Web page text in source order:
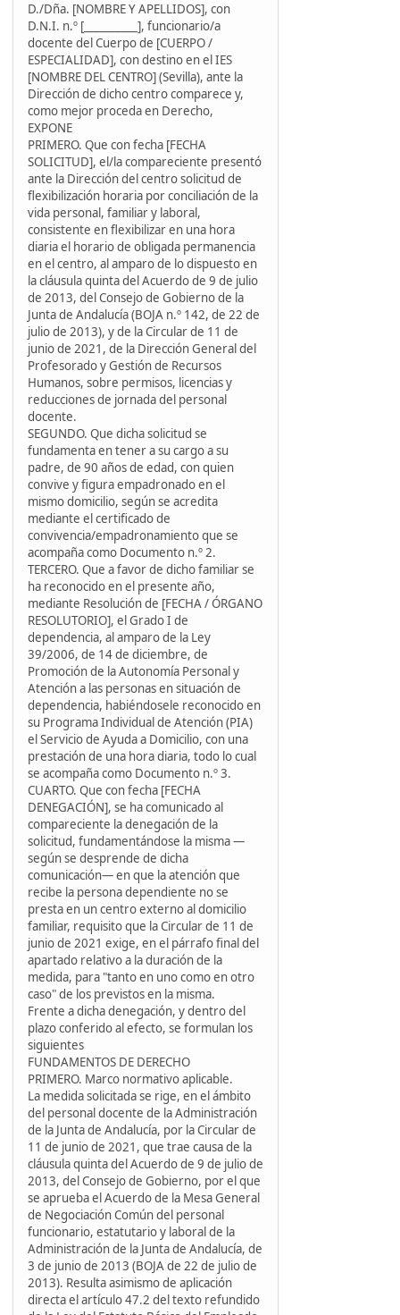
D./Dña. [NOMBRE Y APELLIDOS], con
D.N.I. n.º [__________], funcionario/a
docente del Cuerpo de [CUERPO /
ESPECIALIDAD], con destino en el IES
[NOMBRE DEL CENTRO] (Sevilla), ante la
Dirección de dicho centro comparece y,
como mejor proceda en Derecho,
EXPONE
PRIMERO. Que con fecha [FECHA
SOLICITUD], el/la compareciente presentó
ante la Dirección del centro solicitud de
flexibilización horaria por conciliación de la
vida personal, familiar y laboral,
consistente en flexibilizar en una hora
diaria el horario de obligada permanencia
en el centro, al amparo de lo dispuesto en
la cláusula quinta del Acuerdo de 9 de julio
de 2013, del Consejo de Gobierno de la
Junta de Andalucía (BOJA n.º 142, de 22 de
julio de 2013), y de la Circular de 11 de
junio de 2021, de la Dirección General del
Profesorado y Gestión de Recursos
Humanos, sobre permisos, licencias y
reducciones de jornada del personal
docente.
SEGUNDO. Que dicha solicitud se
fundamenta en tener a su cargo a su
padre, de 90 años de edad, con quien
convive y figura empadronado en el
mismo domicilio, según se acredita
mediante el certificado de
convivencia/empadronamiento que se
acompaña como Documento n.º 2.
TERCERO. Que a favor de dicho familiar se
ha reconocido en el presente año,
mediante Resolución de [FECHA / ÓRGANO
RESOLUTORIO], el Grado I de
dependencia, al amparo de la Ley
39/2006, de 14 de diciembre, de
Promoción de la Autonomía Personal y
Atención a las personas en situación de
dependencia, habiéndosele reconocido en
su Programa Individual de Atención (PIA)
el Servicio de Ayuda a Domicilio, con una
prestación de una hora diaria, todo lo cual
se acompaña como Documento n.º 3.
CUARTO. Que con fecha [FECHA
DENEGACIÓN], se ha comunicado al
compareciente la denegación de la
solicitud, fundamentándose la misma —
según se desprende de dicha
comunicación— en que la atención que
recibe la persona dependiente no se
presta en un centro externo al domicilio
familiar, requisito que la Circular de 11 de
junio de 2021 exige, en el párrafo final del
apartado relativo a la duración de la
medida, para "tanto en uno como en otro
caso" de los previstos en la misma.
Frente a dicha denegación, y dentro del
plazo conferido al efecto, se formulan los
siguientes
FUNDAMENTOS DE DERECHO
PRIMERO. Marco normativo aplicable.
La medida solicitada se rige, en el ámbito
del personal docente de la Administración
de la Junta de Andalucía, por la Circular de
11 de junio de 2021, que trae causa de la
cláusula quinta del Acuerdo de 9 de julio de
2013, del Consejo de Gobierno, por el que
se aprueba el Acuerdo de la Mesa General
de Negociación Común del personal
funcionario, estatutario y laboral de la
Administración de la Junta de Andalucía, de
3 de junio de 2013 (BOJA de 22 de julio de
2013). Resulta asimismo de aplicación
directa el artículo 47.2 del texto refundido